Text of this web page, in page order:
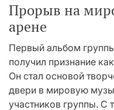
Прорыв на
арене
Первый альбом
получил признание
Он стал основой
двери в мировую
участников группы. С